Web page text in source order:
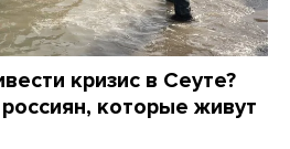
кризис в Сеуте?
которые живут